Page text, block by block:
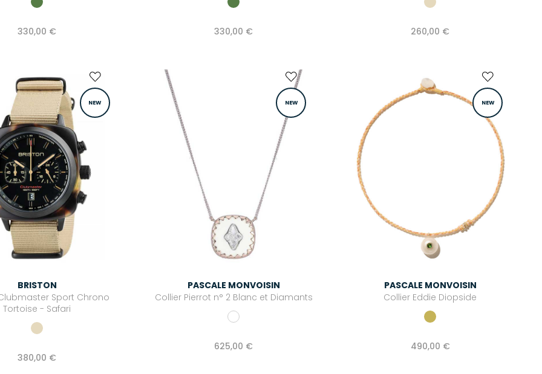
330,00 € 330,00 € 260,00 €
NEW
BRISTON
Sport Chrono
Tortoise - Safari
380,00 €
NEW
PASCALE MONVOISIN
Collier Pierrot n° 2 Blanc et Diamants
625,00 €
NEW
PASCALE MONVOISIN
Collier Eddie Diopside
490,00 €